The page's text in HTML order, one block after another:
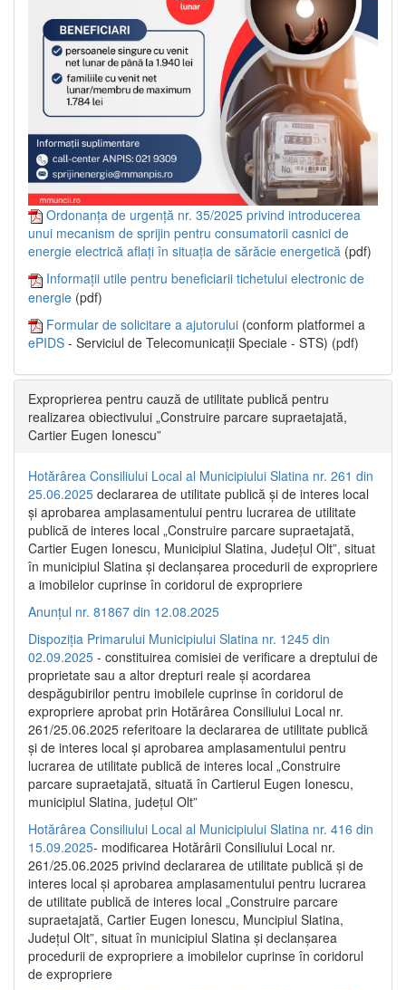
Ordonanța de urgență nr. 35/2025 privind introducerea
unui mecanism de sprijin pentru consumatorii casnici de
energie electrică aflați în situația de sărăcie energetică (pdf)
Informații utile pentru beneficiarii tichetului electronic de
energie (pdf)
Formular de solicitare a ajutorului (conform platformei a
ePIDS - Serviciul de Telecomunicații Speciale - STS) (pdf)
Exproprierea pentru cauză de utilitate publică pentru
realizarea obiectivului „Construire parcare supraetajată,
Cartier Eugen Ionescu”
Hotărârea Consiliului Local al Municipiului Slatina nr. 261 din
25.06.2025 declararea de utilitate publică și de interes local
și aprobarea amplasamentului pentru lucrarea de utilitate
publică de interes local „Construire parcare supraetajată,
Cartier Eugen Ionescu, Municipiul Slatina, Județul Olt”, situat
în municipiul Slatina și declanșarea procedurii de expropriere
a imobilelor cuprinse în coridorul de expropriere
Anunțul nr. 81867 din 12.08.2025
Dispoziția Primarului Municipiului Slatina nr. 1245 din
02.09.2025 - constituirea comisiei de verificare a dreptului de
proprietate sau a altor drepturi reale și acordarea
despăgubirilor pentru imobilele cuprinse în coridorul de
expropriere aprobat prin Hotărârea Consiliului Local nr.
261/25.06.2025 referitoare la declararea de utilitate publică
și de interes local și aprobarea amplasamentului pentru
lucrarea de utilitate publică de interes local „Construire
parcare supraetajată, situată în Cartierul Eugen Ionescu,
municipiul Slatina, județul Olt”
Hotărârea Consiliului Local al Municipiului Slatina nr. 416 din
15.09.2025- modificarea Hotărârii Consiliului Local nr.
261/25.06.2025 privind declararea de utilitate publică și de
interes local și aprobarea amplasamentului pentru lucrarea
de utilitate publică de interes local „Construire parcare
supraetajată, Cartier Eugen Ionescu, Muncipiul Slatina,
Județul Olt”, situat în municipiul Slatina și declanșarea
procedurii de expropriere a imobilelor cuprinse în coridorul
de expropriere